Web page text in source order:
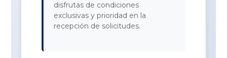
disfrutas de condiciones
exclusivas y prioridad en la
recepción de solicitudes.